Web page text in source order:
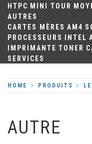
HTPC MINI TOUR
AUTRES
CARTES MÈRES AM4
PROCESSEURS
INTEL
IMPRIMANTE TONER
SERVICES
HOME PRODUITS
AUTRE